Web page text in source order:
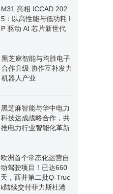
M31 亮相 ICCAD 202
5：以高性能与低功耗 I
P 驱动 AI 芯片新世代
黑芝麻智能与均胜电子
合作升级 协作互补发力
机器人产业
黑芝麻智能与华中电力
科技达成战略合作，共
推电力行业智能化革新
欧洲首个常态化运营自
动驾驶项目！已达660
天，西井第二批Q-Truc
k陆续交付菲力斯杜港